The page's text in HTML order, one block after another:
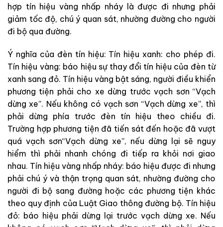
hợp tín hiệu vàng nhấp nháy là được đi nhưng phải
giảm tốc độ, chú ý quan sát, nhường đường cho người
đi bộ qua đường.
Ý nghĩa của đèn tín hiệu: Tín hiệu xanh: cho phép đi.
Tín hiệu vàng: báo hiệu sự thay đổi tín hiệu của đèn từ
xanh sang đỏ. Tín hiệu vàng bật sáng, người điều khiển
phương tiện phải cho xe dừng trước vạch sơn “Vạch
dừng xe”. Nếu không có vạch sơn “Vạch dừng xe”, thì
phải dừng phía trước đèn tín hiệu theo chiều đi.
Trường hợp phương tiện đã tiến sát đến hoặc đã vượt
quá vạch sơn“Vạch dừng xe”, nếu dừng lại sẽ nguy
hiểm thì phải nhanh chóng đi tiếp ra khỏi nơi giao
nhau. Tín hiệu vàng nhấp nháy: báo hiệu được đi nhưng
phải chú ý và thận trọng quan sát, nhường đường cho
người đi bộ sang đường hoặc các phương tiện khác
theo quy định của Luật Giao thông đường bộ. Tín hiệu
đỏ: báo hiệu phải dừng lại trước vạch dừng xe. Nếu